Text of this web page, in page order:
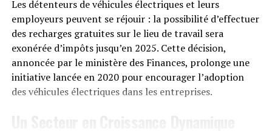
Promotionnelles
Le solarbank 2 AC est disponible sur le site officiel
d’Anker SOLIX ainsi que sur Amazon au prix standard de
1299 euros. Cependant, une offre promotionnelle
« early bird » sera active du20 janvier au 23 février
2025, permettant aux acheteurs intéressés d’acquérir
Les détenteurs de véhicules électriques et leurs
employeurs peuvent se réjouir : la possibilité d’effectuer
des recharges gratuites sur le lieu de travail sera
exonérée d’impôts jusqu’en 2025. Cette décision,
annoncée par le ministère des Finances, prolonge une
initiative lancée en 2020 pour encourager l’adoption
des véhicules électriques dans les entreprises.